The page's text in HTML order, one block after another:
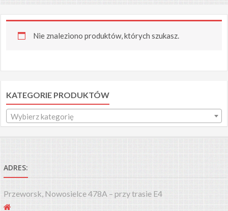
Nie znaleziono produktów, których szukasz.
KATEGORIE PRODUKTÓW
Wybierz kategorię
ADRES:
Przeworsk, Nowosielce 478A – przy trasie E4